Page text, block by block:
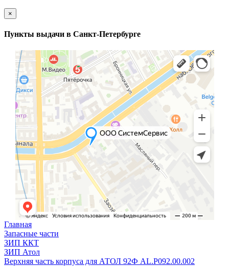
×
Пункты выдачи в Санкт-Петербурге
Главная
Запасные части
ЗИП ККТ
ЗИП Атол
Верхняя часть корпуса для АТОЛ 92Ф AL.P092.00.002